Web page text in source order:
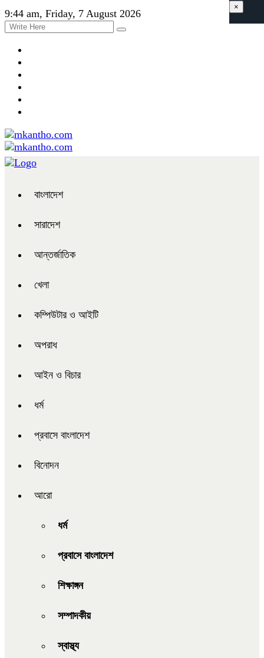
9:44 am, Friday, 7 August 2026
বাংলাদেশ
সারাদেশ
আন্তর্জাতিক
খেলা
কম্পিউটার ও আইটি
অপরাধ
আইন ও বিচার
ধর্ম
প্রবাসে বাংলাদেশ
বিনোদন
আরো
ধর্ম
প্রবাসে বাংলাদেশ
শিক্ষাঙ্গন
সম্পাদকীয়
স্বাস্থ্য
×